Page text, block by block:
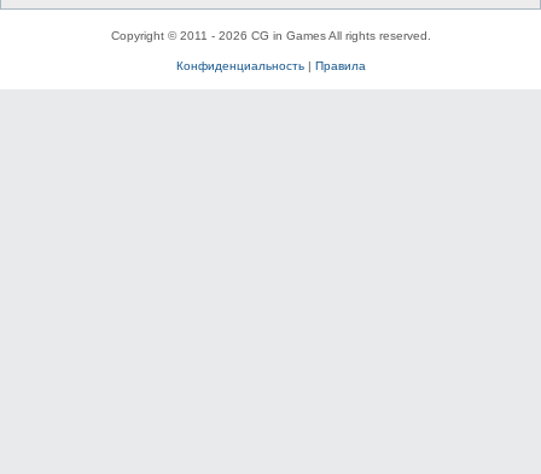
Copyright © 2011 - 2026 CG in Games All rights reserved.
Конфиденциальность| Правила